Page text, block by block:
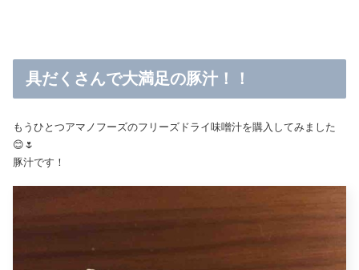
具だくさんで大満足の豚汁！！
もうひとつアマノフーズのフリーズドライ味噌汁を購入してみました
😊🌷
豚汁です！